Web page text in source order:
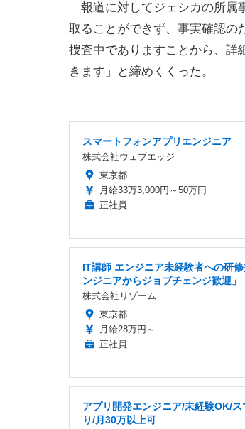
報道に対してジェシカの所属
取ることができず、事実確認の
捜査中でありますことから、詳
きます」と締めくくった。
スマートフォンアプリエンジニア
株式会社ウェブエッジ
東京都
月給33万3,000円～50万円
正社員
IT講師 エンジニア未経験者への研
ンジニアからジョブチェンジ歓迎」
株式会社リゾーム
東京都
月給28万円～
正社員
アプリ開発エンジニア/未経験OK/
り/月30万以上可